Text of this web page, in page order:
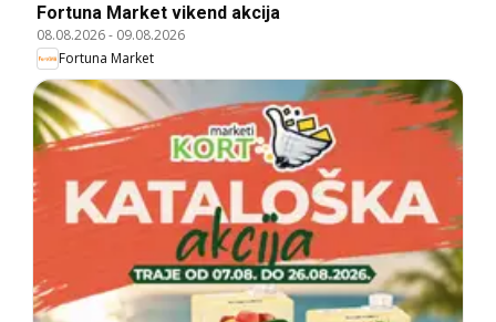
Fortuna Market vikend akcija
08.08.2026- 09.08.2026
Fortuna Market